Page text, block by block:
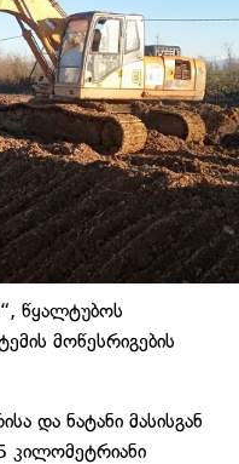
წყალტუბოს
მოწესრიგების
და ნატანი მასისგან
კილომეტრიანი